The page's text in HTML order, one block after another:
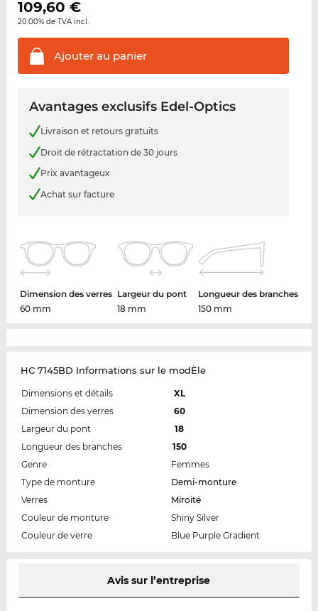
109,60 €
20.00% de TVA incl.
Ajouter au panier
Avantages exclusifs Edel-Optics
Livraison et retours gratuits
Droit de rétractation de 30 jours
Prix avantageux
Achat sur facture
Dimension des verres
60 mm
Largeur du pont
18 mm
Longueur des branches
150 mm
HC 7145BD Informations sur le modÈle
Dimensions et détails
XL
Dimension des verres
60
Largeur du pont
18
Longueur des branches
150
Genre
Femmes
Type de monture
Demi-monture
Verres
Miroité
Couleur de monture
Shiny Silver
Couleur de verre
Blue Purple Gradient
Avis sur l’entreprise